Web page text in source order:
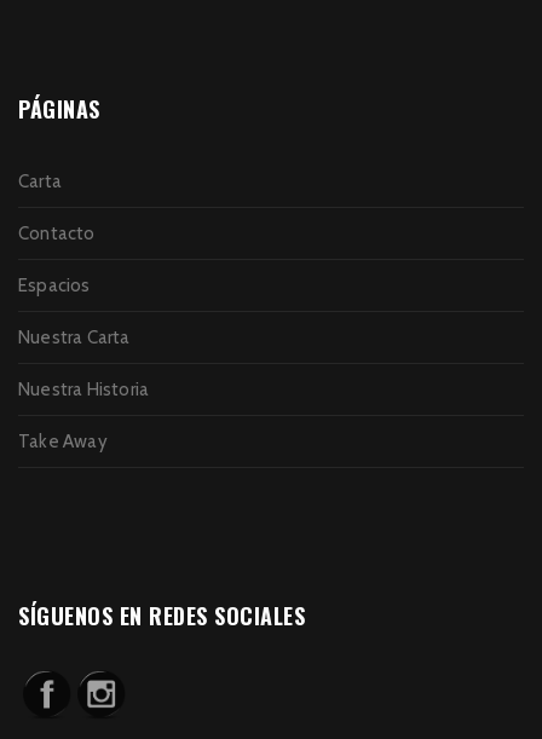
PÁGINAS
Carta
Contacto
Espacios
Nuestra Carta
Nuestra Historia
Take Away
SÍGUENOS EN REDES SOCIALES